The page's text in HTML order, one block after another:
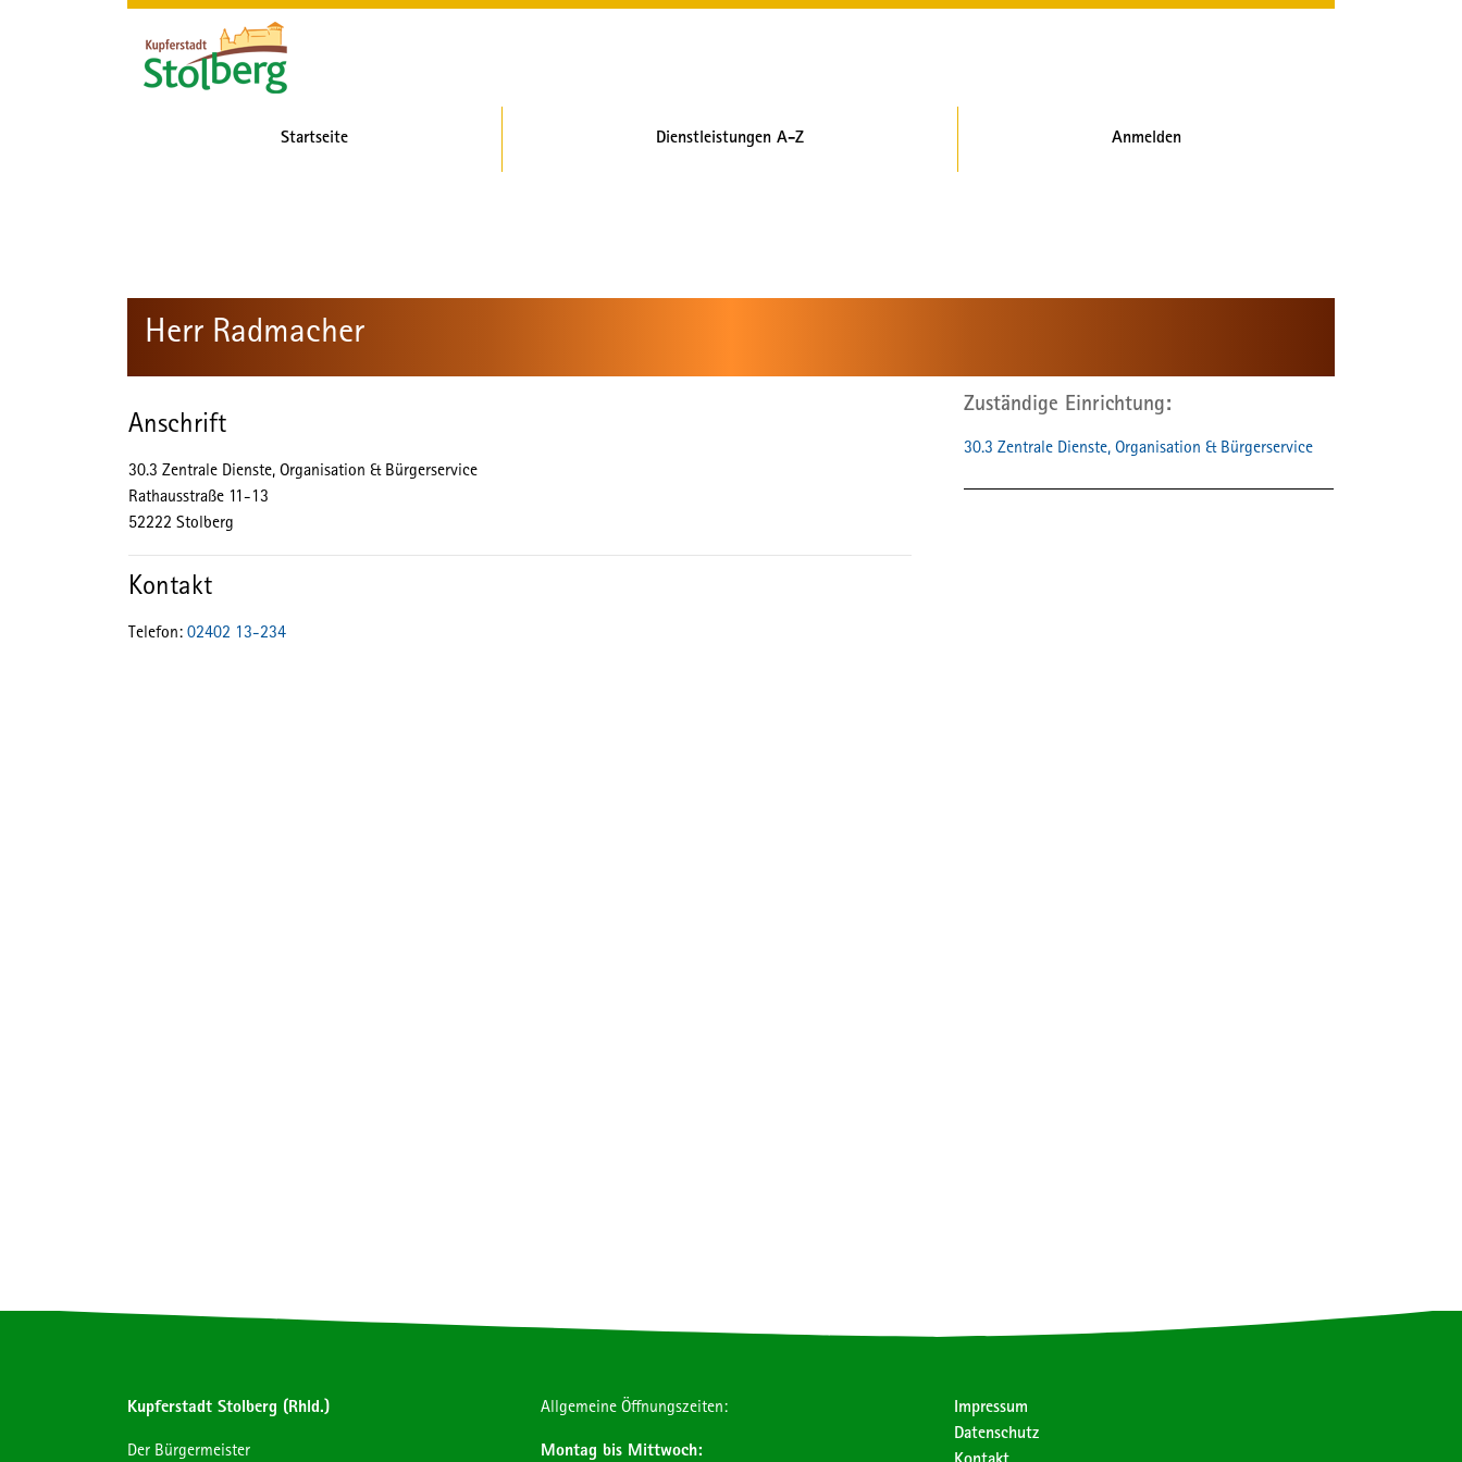
Startseite Dienstleistungen A-Z Anmelden
Herr Radmacher
Anschrift
30.3 Zentrale Dienste, Organisation & Bürgerservice
Rathausstraße 11-13
52222 Stolberg
Kontakt
Telefon: 02402 13-234
Zuständige Einrichtung
30.3 Zentrale Dienste, Organisation & Bürgerservice
Kupferstadt Stolberg (Rhld.)
Der Bürgermeister
Allgemeine Öffnungszeiten:
Montag bis Mittwoch:
Impressum
Datenschutz